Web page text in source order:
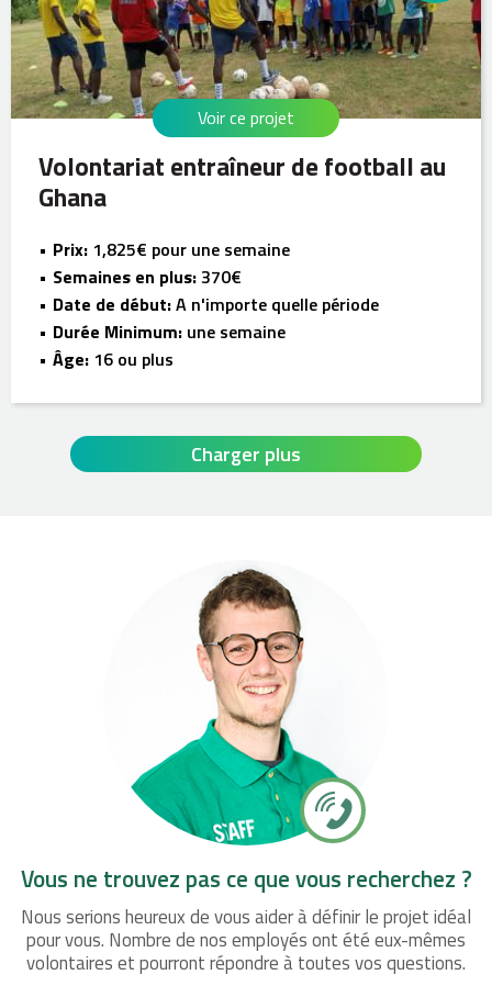
Volontariat entraîneur de football au
Ghana
Voir ce projet
Prix: 1,825€ pour une semaine
Semaines en plus:370€
Date de début:A n'importe quelle période
Durée Minimum: une semaine
Âge: 16 ou plus
Charger plus
Vous ne trouvez pas ce que vous recherchez ?
Nous serions heureux de vous aider à définir le projet idéal
pour vous. Nombre de nos employés ont été eux-mêmes
volontaires et pourront répondre à toutes vos questions.